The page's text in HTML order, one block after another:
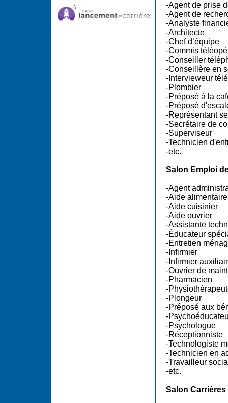
-Agent de prise
-Agent de
-Analyste
-Architecte
-Chef d’équipe
-Commis
-Conseiller
-Conseillère en
-Intervieweur
-Plombier
-Préposé à la
-Préposé
-Représentant
-Secrétaire de
-Superviseur
-Technicien
-etc.
Salon Emploi
-Agent
-Aide alimentaire
-Aide cuisinier
-Aide ouvrier
-Assistante
-Éducateur
-Entretien
-Infirmier
-Infirmier
-Ouvrier de
-Pharmacien
-
-Plongeur
-Préposé aux
-
-Psychologue
-Réceptionniste
-Technologiste
-Technicien en
-Travailleur
-etc.
Salon